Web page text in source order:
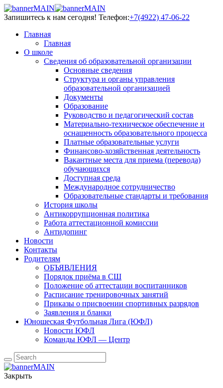
Запишитесь к нам сегодня! Телефон:+7(4922) 47-06-22
Главная
Главная
О школе
Сведения об образовательной организации
Основные сведения
Структура и органы управления
образовательной организацией
Документы
Образование
Руководство и педагогический состав
Материально-техническое обеспечение и
оснащенность образовательного процесса
Платные образовательные услуги
Финансово-хозяйственная деятельность
Вакантные места для приема (перевода)
обучающихся
Доступная среда
Международное сотрудничество
Образовательные стандарты и требования
История школы
Антикоррупционная политика
Работа аттестационной комиссии
Антидопинг
Новости
Контакты
Родителям
ОБЪЯВЛЕНИЯ
Порядок приёма в СШ
Положение об аттестации воспитанников
Расписание тренировочных занятий
Приказы о присвоении спортивных разрядов
Заявления и бланки
Юношеская Футбольная Лига (ЮФЛ)
Новости ЮФЛ
Команды ЮФЛ — Центр
Закрыть